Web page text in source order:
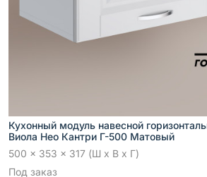
Кухонный модуль навесной
Виола Нео Кантри Г-500 Матовый
500 x 353 x 317 (Ш x В x Г)
Под заказ